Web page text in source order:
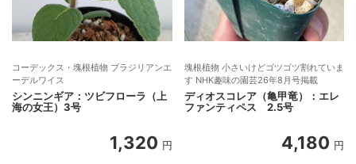
コーデックス・塊根植物 ブラジリアンエ
ーデルワイス
シンニンギア：ツビフローラ（上
海の女王）3号
1,320 円
塊根植物 小さいけどゴツゴツ割れていま
す NHK趣味の園芸26年8月号掲載
ディオスコレア（亀甲竜）：エレ
ファンティペス 2.5号
4,180 円